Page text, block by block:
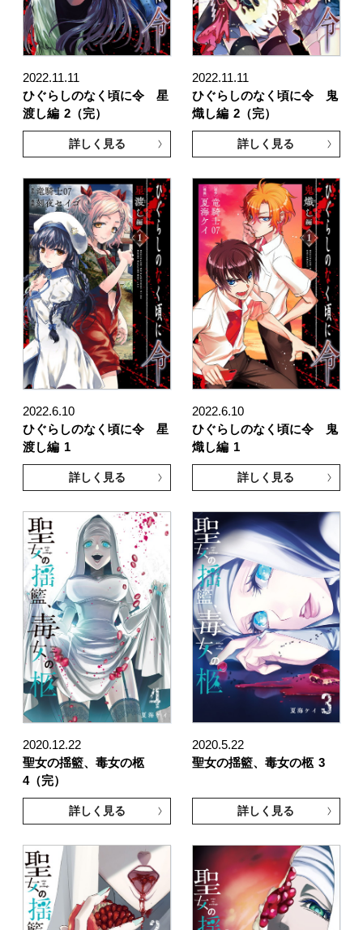
2022.11.11
ひぐらしのなく頃に令 星
渡し編 2（完）
詳しく見る
2022.11.11
ひぐらしのなく頃に令 鬼
熾し編 2（完）
詳しく見る
2022.6.10
ひぐらしのなく頃に令 星
渡し編 1
詳しく見る
2022.6.10
ひぐらしのなく頃に令 鬼
熾し編 1
詳しく見る
2020.12.22
聖女の揺籃、毒女の柩
4（完）
詳しく見る
2020.5.22
聖女の揺籃、毒女の柩 3
詳しく見る